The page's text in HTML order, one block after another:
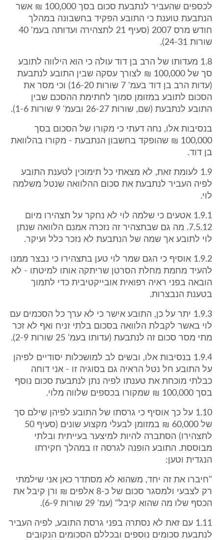
לכספים שהעביר לנתבעת סכום בסך 100,000 ₪ אשר
הנתבעת טוענת כי התובע הפקיד בחשבונה במהלך
חודש מרס 2007 (סעיף 21 לתצהירה ועדותה בעמ' 40
שורות 24-31).
1.8 מעדותו של הרב בן דוד עולה כי הוא הילווה לתובע
סך של 100,000 ₪ לצורך עסקה שבין התובע לנתבעת
(עדות הרב בן דוד בעמ' 7 שורות 16-20) וכי מסר את
הסכום לתובע במזומן סמוך לחתימת ההסכם שבין
התובע לנתבעת (שם, שורות 26-27 ובעמ' 9 שורות 1-6).
בנסיבות אלו, נחה דעתי כי מקורו של הסכום בסך
100,000 ₪ שהופקד בחשבון הנתבעת - מקורו בהלוואת
בן דוד.
1.9 לעומת זאת, לא מצאתי כל תימוכין לטענת התובע
לפיה העביר לנתבעת את סכום ההלוואה שנטל משלמה
לוי.
1.9.1 אטעים כי שלמה לוי לא נחקר על תצהירו מיום
7.5.12. מה גם שבתצהיר זה נזכרה אמנם הלוואה שנתן
לוי לתובע אך שמה של הנתבעת לא נזכר כלל ועיקר.
1.9.2 אוסיף כי הגם שמר לוי טען בתצהירו כי נבצר ממנו
להעיד מחמת מחלת הסרטן שריתקה אותו למיטתו - לא
הובאה בפני ראיה רפואית אובייקטיבית כדי לתמוך
בטענת הנבצרות.
1.9.3 יתר על כן, התובע אישר כי לא ערך כל הסכמים עם
לוי באשר לקבלת הלוואה בסכום בלתי זניח ואף לא זכר
מתי מסר סכום זה לנתבעת (עדותו בעמ' 25 שורות 2-9).
1.9.4 בנסיבות אלו, ובשים לב למושכלות יסודיים לפיהן
על התובע חל נטל הראיה גם בסוגיה זו - אני דוחה
כבלתי מוכחת את טענתו לפיה נתן לנתבעת סכום נוסף
בסך 100,000 ₪ שמקורו בכספים שלווה מלוי.
1.10 על כך אוסיף כי גרסתו של התובע לפיהן שילם סך
של 60,000 ₪ במזומן לבעלי מקצוע שונים (סעיף 50
לתצהירו) הסתברה להיות למיצער בעייתית ובלתי
מבוססת. התובע הופנה לגרסה זו במהלך חקירתו
הנגדית וטען:
"חיברו את זה יחד, משהוא לא מסתדר כאן אני שילמתי
רק לצבעי ולמסגר סכום של כ-8 אלפים ₪ ורן קיבל את
הכסף שלו מה שהוא קיבל" (עמ' 29 שורות 6-9).
1.11 עם זאת לא נסתרה בפני גרסת התובע, לפיה העביר
לנתבעת סכומים נוספים ובכללם הסכומים הנקובים